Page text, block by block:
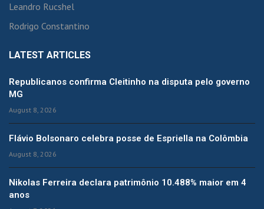
Leandro Rucshel
Rodrigo Constantino
LATEST ARTICLES
Republicanos confirma Cleitinho na disputa pelo governo
MG
August 8, 2026
Flávio Bolsonaro celebra posse de Espriella na Colômbia
August 8, 2026
Nikolas Ferreira declara patrimônio 10.488% maior em 4
anos